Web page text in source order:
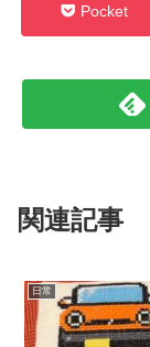
Pocket
関連記事
日常